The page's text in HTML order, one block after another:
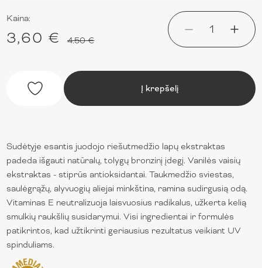
Kaina:
3,60 € 4.50 €
1
Į krepšelį
Sudėtyje esantis juodojo riešutmedžio lapų ekstraktas
padeda išgauti natūralų, tolygų bronzinį įdegį. Vanilės vaisių
ekstraktas - stiprūs antioksidantai. Taukmedžio sviestas,
saulėgrąžų, alyvuogių aliejai minkština, ramina sudirgusią odą.
Vitaminas E neutralizuoja laisvuosius radikalus, užkerta kelią
smulkių raukšlių susidarymui. Visi ingredientai ir formulės
patikrintos, kad užtikrinti geriausius rezultatus veikiant UV
spinduliams.